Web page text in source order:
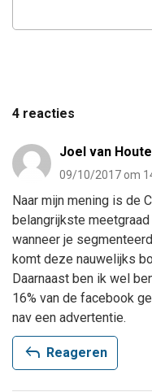
4 reacties
Joel van
09/10/2017 om
Naar mijn mening is de
belangrijkste
wanneer je
komt deze nauwelijks
Daarnaast ben ik wel
16% van de facebook
nav een advertentie.
reply Reageren